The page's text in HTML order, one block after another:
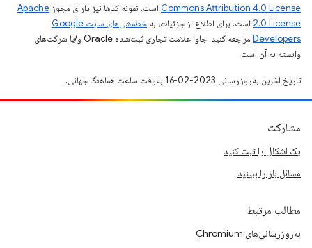
Commons Attribution 4.0 License است. نمونه کدها نیز دارای مجوز Apache
2.0 License است. برای اطلاع از جزئیات، به
خطمشی‌های سایت Google
Developers‏
مراجعه کنید. جاوا علامت تجاری ثبت‌شده Oracle و/یا شرکت‌های
وابسته به آن است.
تاریخ آخرین به‌روزرسانی 2023-02-16 به‌وقت ساعت هماهنگ جهانی.
مشارکت
یک اشکال را ثبت کنید
مسائل باز را ببینید
مطالب مرتبط
به‌روزرسانی‌های Chromium